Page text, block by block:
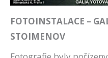
FOTOINSTALACE –
STOIMENOV